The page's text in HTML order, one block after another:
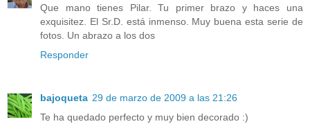
Que mano tienes Pilar. Tu primer brazo y haces una
exquisitez. El Sr.D. está inmenso. Muy buena esta serie de
fotos. Un abrazo a los dos
Responder
bajoqueta 29 de marzo de 2009 a las 21:26
Te ha quedado perfecto y muy bien decorado :)